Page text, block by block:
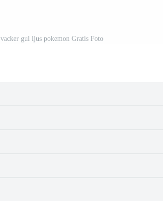
vacker gul ljus pokemon Gratis Foto